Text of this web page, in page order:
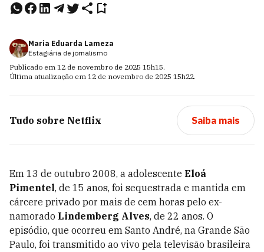
Maria Eduarda Lameza
Estagiária de jornalismo
Publicado em 12 de novembro de 2025 15h15.
Última atualização em 12 de novembro de 2025 15h22.
Tudo sobre Netflix Saiba mais
Em 13 de outubro 2008, a adolescente Eloá
Pimentel, de 15 anos, foi sequestrada e mantida em
cárcere privado por mais de cem horas pelo ex-
namorado Lindemberg Alves, de 22 anos. O
episódio, que ocorreu em Santo André, na Grande São
Paulo, foi transmitido ao vivo pela televisão brasileira